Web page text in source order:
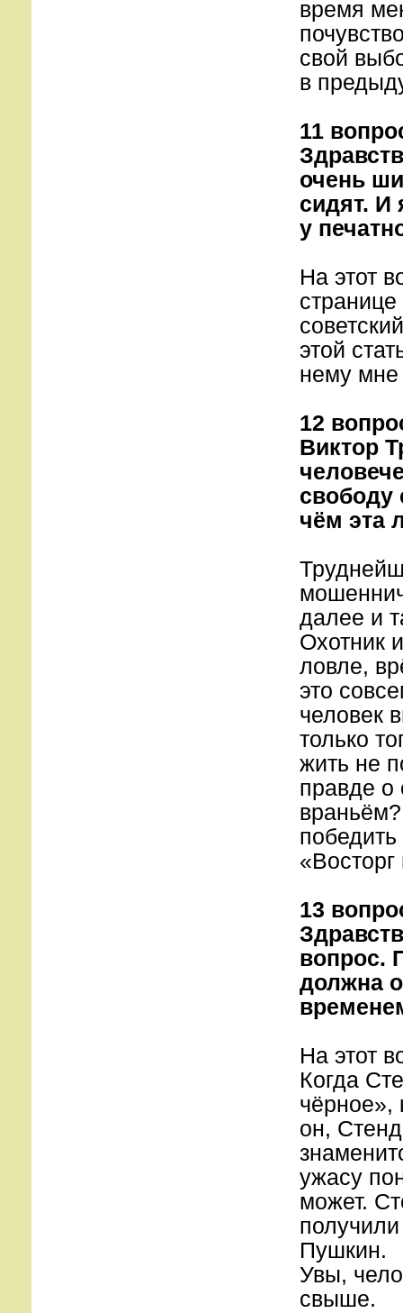
время
свой
в
11
очень
сидят. И
у
На этот
этой
нему мне
12
Виктор
свободу
чём эта
далее и
Охотник
ловле,
это
человек
только
жить не
правде о
«Восторг
13
вопрос.
должна
На этот
Когда
чёрное»,
он,
ужасу
может.
Пушкин.
Увы,
свыше.